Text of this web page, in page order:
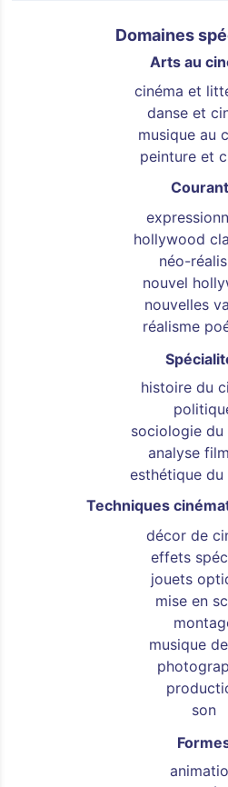
Domaines
Arts au
cinéma et
danse et
musique au
peinture et
hollywood
néo-
nouvel
nouvelles
réalisme
histoire du
sociologie du
analyse
esthétique du
Techniques
décor de
effets
jouets
mise en
musique
son